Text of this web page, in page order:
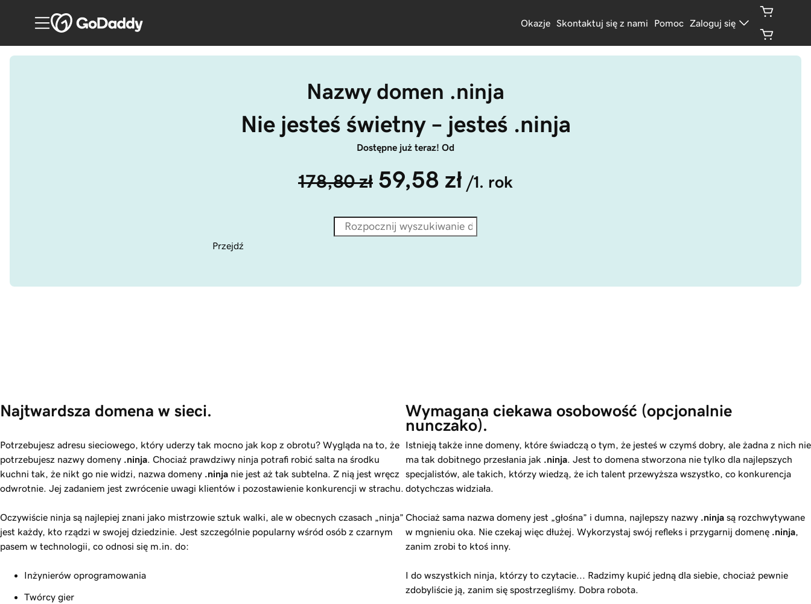
Okazje Skontaktuj się z nami Pomoc Zaloguj się
Nazwy domen .ninja
Nie jesteś świetny – jesteś .ninja
Dostępne już teraz! Od
178,80 zł 59,58 zł /1. rok
Przejdź
Najtwardsza domena w sieci.
Potrzebujesz adresu sieciowego, który uderzy tak mocno jak kop z obrotu? Wygląda na to, że
potrzebujesz nazwy domeny .ninja . Chociaż prawdziwy ninja potrafi robić salta na środku
kuchni tak, że nikt go nie widzi, nazwa domeny .ninja nie jest aż tak subtelna. Z nią jest wręcz
odwrotnie. Jej zadaniem jest zwrócenie uwagi klientów i pozostawienie konkurencji w strachu.
Oczywiście ninja są najlepiej znani jako mistrzowie sztuk walki, ale w obecnych czasach „ninja”
jest każdy, kto rządzi w swojej dziedzinie. Jest szczególnie popularny wśród osób z czarnym
pasem w technologii, co odnosi się m.in. do:
Inżynierów oprogramowania
Twórcy gier
Wymagana ciekawa osobowość (opcjonalnie
nunczako).
Istnieją także inne domeny, które świadczą o tym, że jesteś w czymś dobry, ale żadna z nich nie
ma tak dobitnego przesłania jak .ninja . Jest to domena stworzona nie tylko dla najlepszych
specjalistów, ale takich, którzy wiedzą, że ich talent przewyższa wszystko, co konkurencja
dotychczas widziała.
Chociaż sama nazwa domeny jest „głośna” i dumna, najlepszy nazwy .ninja są rozchwytywane
w mgnieniu oka. Nie czekaj więc dłużej. Wykorzystaj swój refleks i przygarnij domenę .ninja
zanim zrobi to ktoś inny.
I do wszystkich ninja, którzy to czytacie... Radzimy kupić jedną dla siebie, chociaż pewnie
zdobyliście ją, zanim się spostrzegliśmy. Dobra robota.